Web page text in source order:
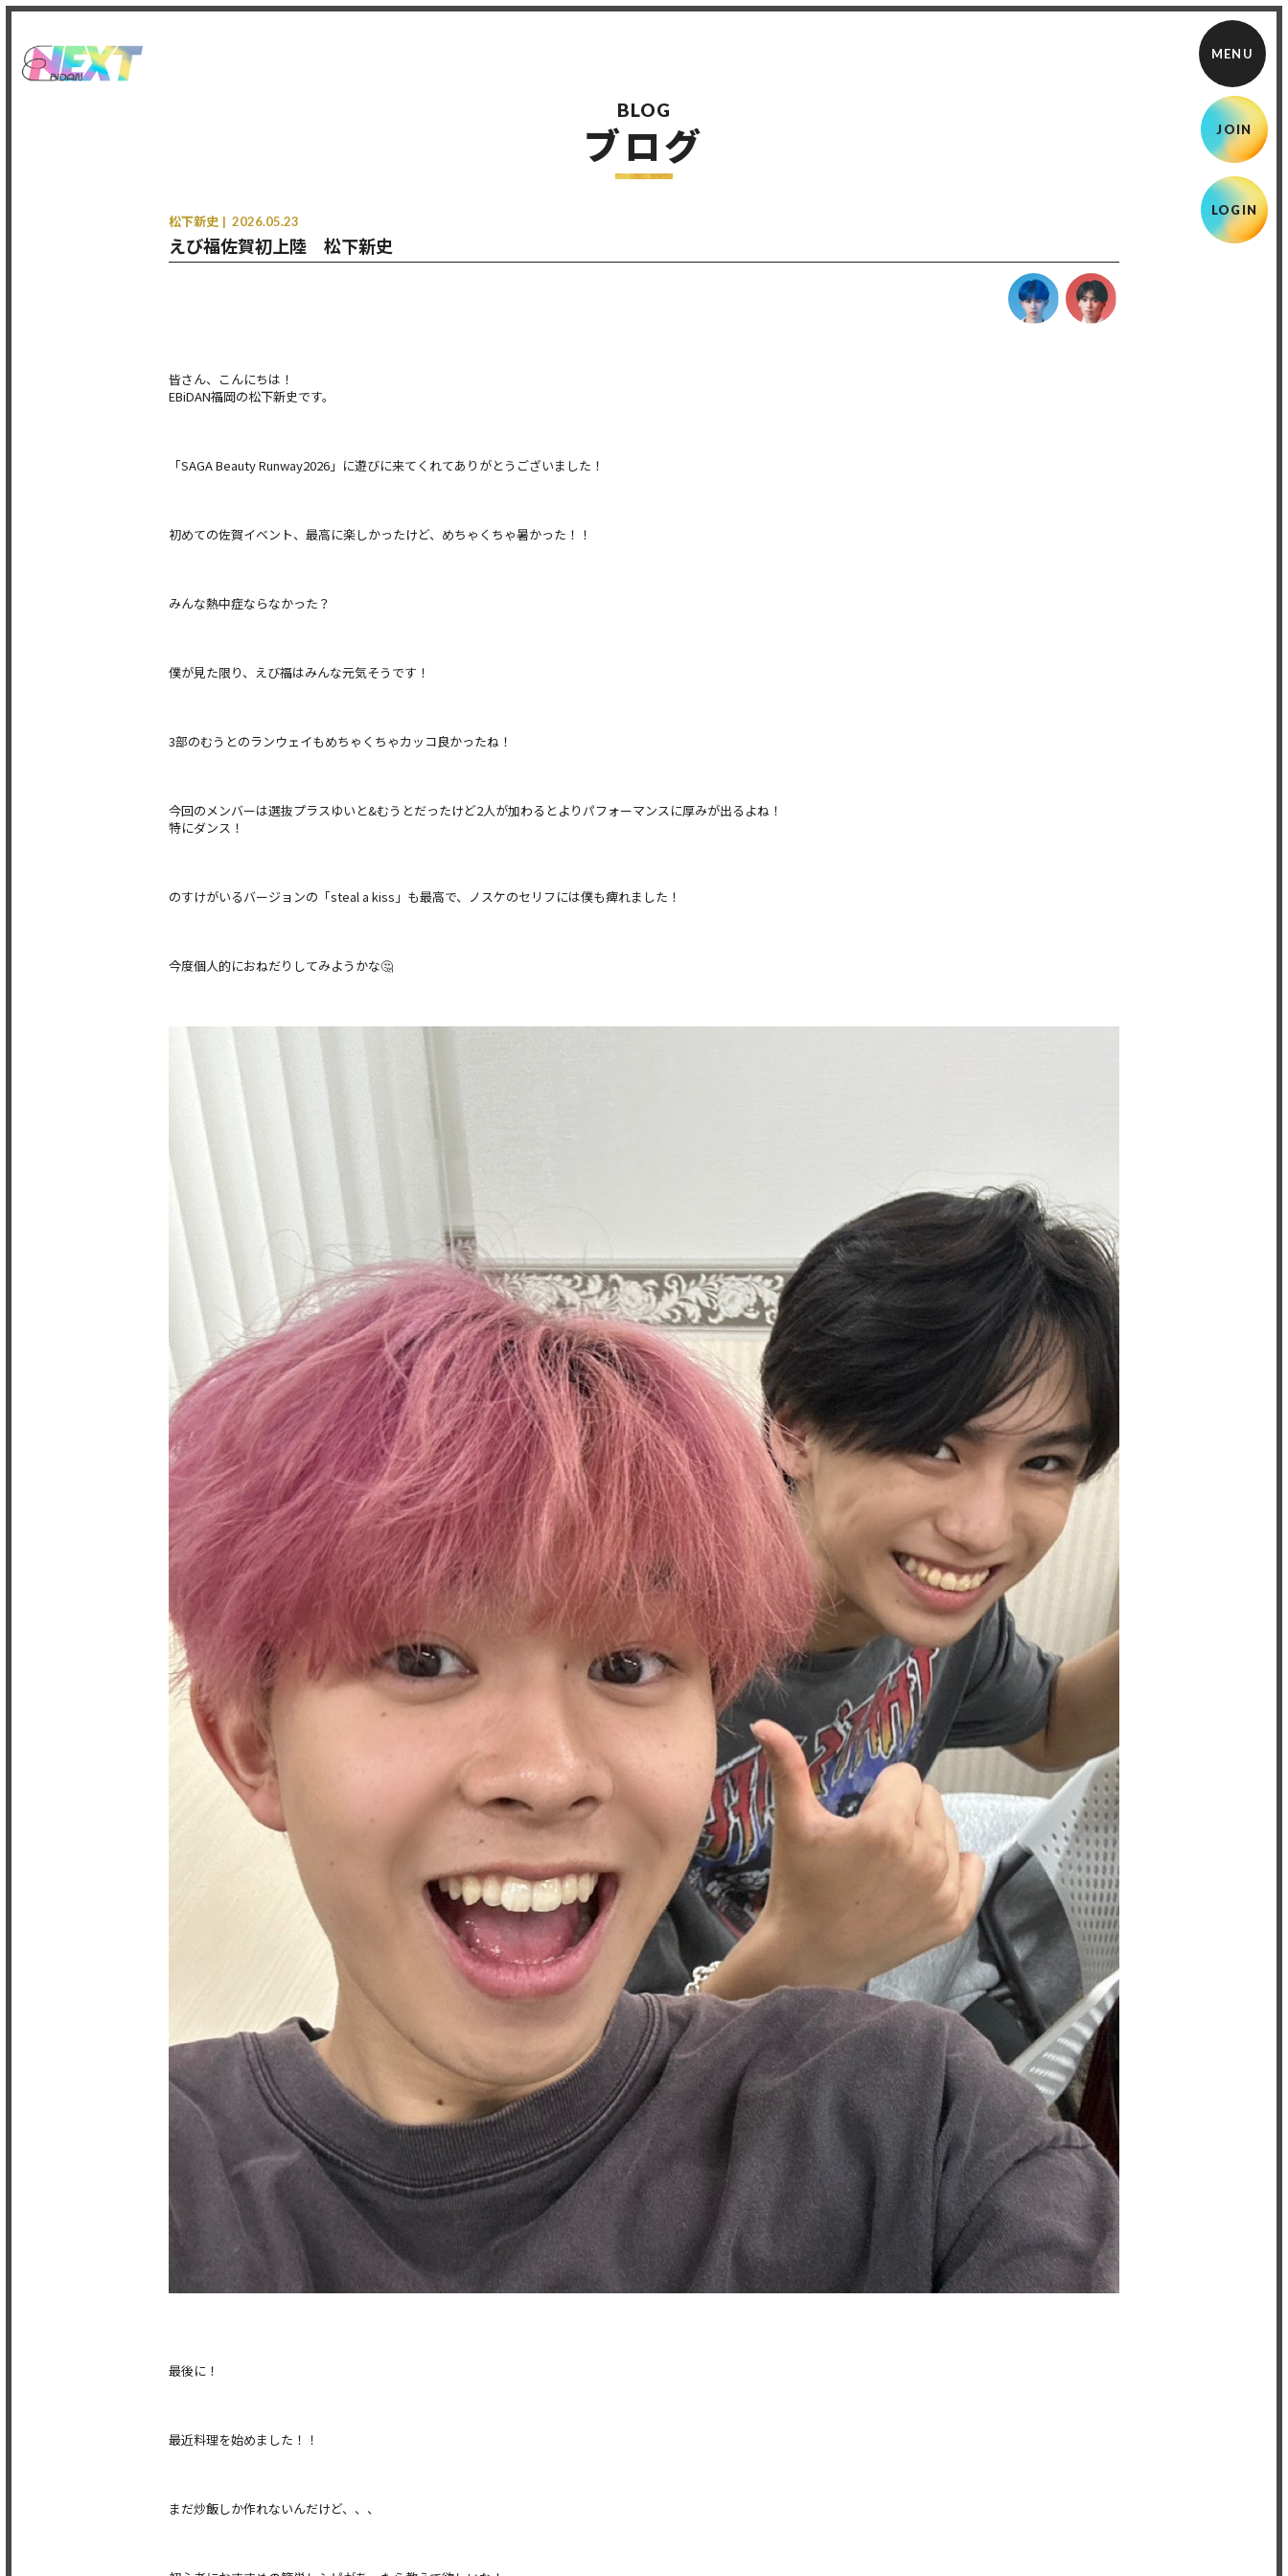
JOIN
LOGIN
BLOG
ブログ
松下新史 2026.05.23
えび福佐賀初上陸 松下新史
皆さん、こんにちは！
EBiDAN福岡の松下新史です。
「SAGA Beauty Runway2026」に遊びに来てくれてありがとうございました！
初めての佐賀イベント、最高に楽しかったけど、めちゃくちゃ暑かった！！
みんな熱中症ならなかった？
僕が見た限り、えび福はみんな元気そうです！
3部のむうとのランウェイもめちゃくちゃカッコ良かったね！
今回のメンバーは選抜プラスゆいと&むうとだったけど2人が加わるとよりパフォーマンスに厚みが出るよね！
特にダンス！
のすけがいるバージョンの「steal a kiss」も最高で、ノスケのセリフには僕も痺れました！
今度個人的におねだりしてみようかな🤔
最後に！
最近料理を始めました！！
まだ炒飯しか作れないんだけど、、、